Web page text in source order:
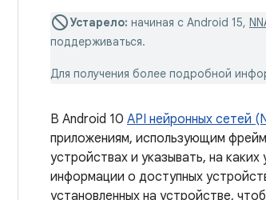
Устарело: начиная с Android 15,
поддерживаться.
Для получения более подробной
В Android 10 API нейронных сетей
приложениям, использующим
устройствах и указывать, на
информации о доступных
установленных на устройстве,